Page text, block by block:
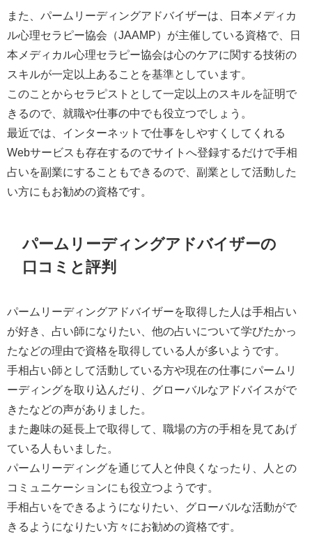
また、パームリーディングアドバイザーは、日本メディカ
ル心理セラピー協会（JAAMP）が主催している資格で、日
本メディカル心理セラピー協会は心のケアに関する技術の
スキルが一定以上あることを基準としています。
このことからセラピストとして一定以上のスキルを証明で
きるので、就職や仕事の中でも役立つでしょう。
最近では、インターネットで仕事をしやすくしてくれる
Webサービスも存在するのでサイトへ登録するだけで手相
占いを副業にすることもできるので、副業として活動した
い方にもお勧めの資格です。
パームリーディングアドバイザーの
口コミと評判
パームリーディングアドバイザーを取得した人は手相占い
が好き、占い師になりたい、他の占いについて学びたかっ
たなどの理由で資格を取得している人が多いようです。
手相占い師として活動している方や現在の仕事にパームリ
ーディングを取り込んだり、グローバルなアドバイスがで
きたなどの声がありました。
また趣味の延長上で取得して、職場の方の手相を見てあげ
ている人もいました。
パームリーディングを通じて人と仲良くなったり、人との
コミュニケーションにも役立つようです。
手相占いをできるようになりたい、グローバルな活動がで
きるようになりたい方々にお勧めの資格です。